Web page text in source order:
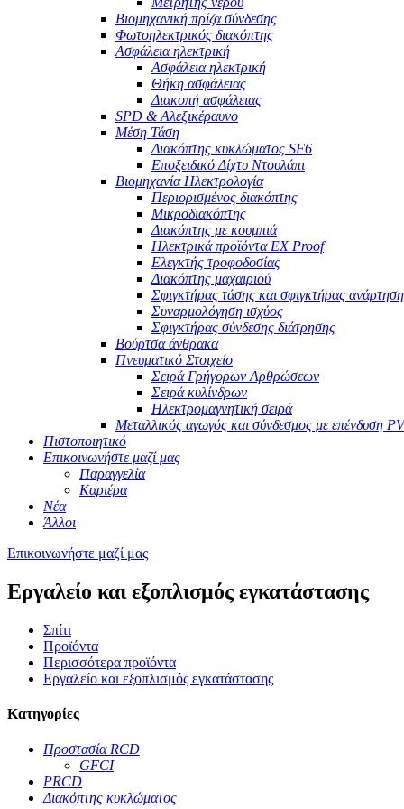
Βιομηχανική πρίζα σύνδεσης
Φωτοηλεκτρικός διακόπτης
Ασφάλεια ηλεκτρική
Ασφάλεια ηλεκτρική
Θήκη ασφάλειας
Διακοπή ασφάλειας
SPD & Αλεξικέραυνο
Μέση Τάση
Διακόπτης κυκλώματος SF6
Εποξειδικό Δίχτυ Ντουλάπι
Βιομηχανία Ηλεκτρολογία
Περιορισμένος διακόπτης
Μικροδιακόπτης
Διακόπτης με κουμπιά
Ηλεκτρικά προϊόντα EX Proof
Ελεγκτής τροφοδοσίας
Διακόπτης μαχαιριού
Σφιγκτήρας τάσης και σφιγκτήρας
Συναρμολόγηση ισχύος
Σφιγκτήρας σύνδεσης διάτρησης
Βούρτσα άνθρακα
Πνευματικό Στοιχείο
Σειρά Γρήγορων Αρθρώσεων
Σειρά κυλίνδρων
Ηλεκτρομαγνητική σειρά
Μεταλλικός αγωγός και σύνδεσμος με επένδυση
Πιστοποιητικό
Επικοινωνήστε μαζί μας
Παραγγελία
Καριέρα
Νέα
Άλλοι
Επικοινωνήστε μαζί μας
Εργαλείο και εξοπλισμός εγκατάστασης
Σπίτι
Προϊόντα
Περισσότερα προϊόντα
Εργαλείο και εξοπλισμός εγκατάστασης
Κατηγορίες
Προστασία RCD
GFCI
PRCD
Διακόπτης κυκλώματος